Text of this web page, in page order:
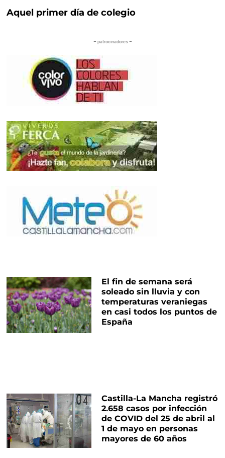
Aquel primer día de colegio
– patrocinadores –
El fin de semana será
soleado sin lluvia y con
temperaturas veraniegas
en casi todos los puntos de
España
Castilla-La Mancha registró
2.658 casos por infección
de COVID del 25 de abril al
1 de mayo en personas
mayores de 60 años